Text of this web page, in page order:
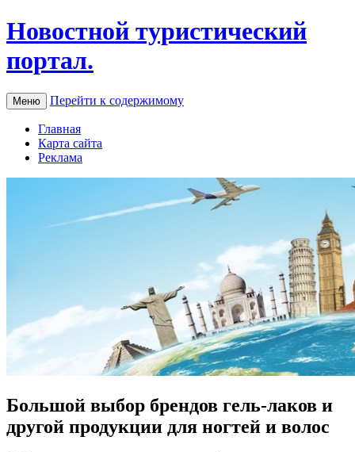
Новостной туристический
портал.
Меню Перейти к содержимому
Главная
Карта сайта
Реклама
Большой выбор брендов гель-лаков и
другой продукции для ногтей и волос